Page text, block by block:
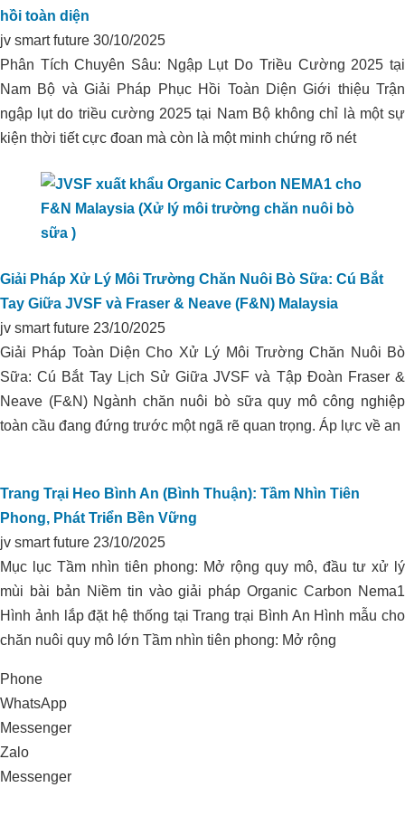
Xử lý môi trường trại heo I.D.P_Phú
Yên
KIỂM SOÁT PH ĐẤT TRỒNG VÀ
CHĂM SÓC VƯỜN TIÊU
hồi toàn diện
jv smart future 30/10/2025
Phân Tích Chuyên Sâu: Ngập Lụt Do Triều Cường 2025 tại
Nam Bộ và Giải Pháp Phục Hồi Toàn Diện Giới thiệu Trận
ngập lụt do triều cường 2025 tại Nam Bộ không chỉ là một sự
kiện thời tiết cực đoan mà còn là một minh chứng rõ nét
Giải Pháp Xử Lý Môi Trường Chăn Nuôi Bò Sữa: Cú Bắt
Tay Giữa JVSF và Fraser & Neave (F&N) Malaysia
jv smart future 23/10/2025
Giải Pháp Toàn Diện Cho Xử Lý Môi Trường Chăn Nuôi Bò
Sữa: Cú Bắt Tay Lịch Sử Giữa JVSF và Tập Đoàn Fraser &
Neave (F&N) Ngành chăn nuôi bò sữa quy mô công nghiệp
toàn cầu đang đứng trước một ngã rẽ quan trọng. Áp lực về an
Trang Trại Heo Bình An (Bình Thuận): Tầm Nhìn Tiên
Phong, Phát Triển Bền Vững
jv smart future 23/10/2025
Mục lục Tầm nhìn tiên phong: Mở rộng quy mô, đầu tư xử lý
mùi bài bản Niềm tin vào giải pháp Organic Carbon Nema1
Hình ảnh lắp đặt hệ thống tại Trang trại Bình An Hình mẫu cho
chăn nuôi quy mô lớn Tầm nhìn tiên phong: Mở rộng
Phone
WhatsApp
Messenger
Zalo
Messenger